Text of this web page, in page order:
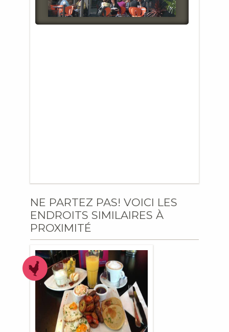
NE PARTEZ PAS! VOICI LES
ENDROITS SIMILAIRES À
PROXIMITÉ